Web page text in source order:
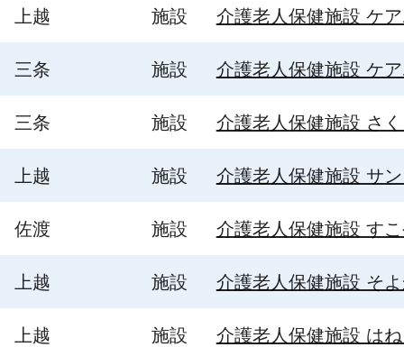
上越 施設 介護老人保健施設 ケ
三条 施設 介護老人保健施設 ケ
三条 施設 介護老人保健施設 さ
上越 施設 介護老人保健施設 サ
佐渡 施設 介護老人保健施設 す
上越 施設 介護老人保健施設 そ
上越 施設 介護老人保健施設 は